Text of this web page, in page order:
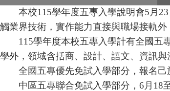
本校115學年度五專入學說明會5 月 23
觸業界技術，實作能力直接與職場接軌
115學年度本校五專入學計有全國五
學外，領域含括商、設計、語文、資訊
全國五專優先免試入學部分，報名己
中區五專聯合免試入學部分， 6 月 18